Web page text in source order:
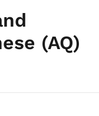
(AQ)